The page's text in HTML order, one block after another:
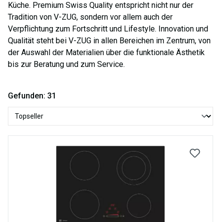
Küche. Premium Swiss Quality entspricht nicht nur der
Tradition von V-ZUG, sondern vor allem auch der
Verpflichtung zum Fortschritt und Lifestyle. Innovation und
Qualität steht bei V-ZUG in allen Bereichen im Zentrum, von
der Auswahl der Materialien über die funktionale Ästhetik
bis zur Beratung und zum Service.
Gefunden: 31